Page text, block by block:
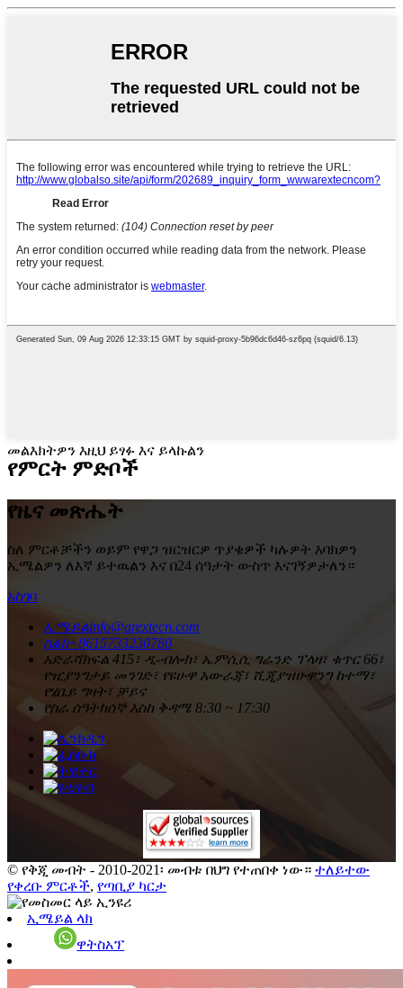
መልእክትዎን እዚህ ይፃፉ እና ይላኩልን
የምርት ምድቦች
የዜና መጽሔት
ስለ ምርቶቻችን ወይም የዋጋ ዝርዝርዎ ጥያቄዎች ካሉዎት እባክዎን
ኢሜልዎን ለእኛ ይተዉልን እና በ24 ሰዓታት ውስጥ እናገኝዎታለን።
አስገባ
ኢሜይልinfo@arextecn.com
ስልክ+8615733230780
አድራሻክፍል 415፣ ዲ-ብሎክ፣ ኤምሲሲ ግራንድ ፕላዛ፣ ቁጥር 66፣
የዢያንግታይ መንገድ፣ የዩሁዋ አውራጃ፣ ሺጂያዝሁዋንግ ከተማ፣
የሄቤይ ግዛት፣ ቻይና
የስራ ሰዓትከሰኞ እስከ ቅዳሜ 8:30 ~ 17:30
© የቅጂ መብት - 2010-2021፡ መብቱ በህግ የተጠበቀ ነው። ተለይተው
የቀረቡ ምርቶች, የጣቢያ ካርታ
ኢሜይል ላክ
ዋትስአፕ